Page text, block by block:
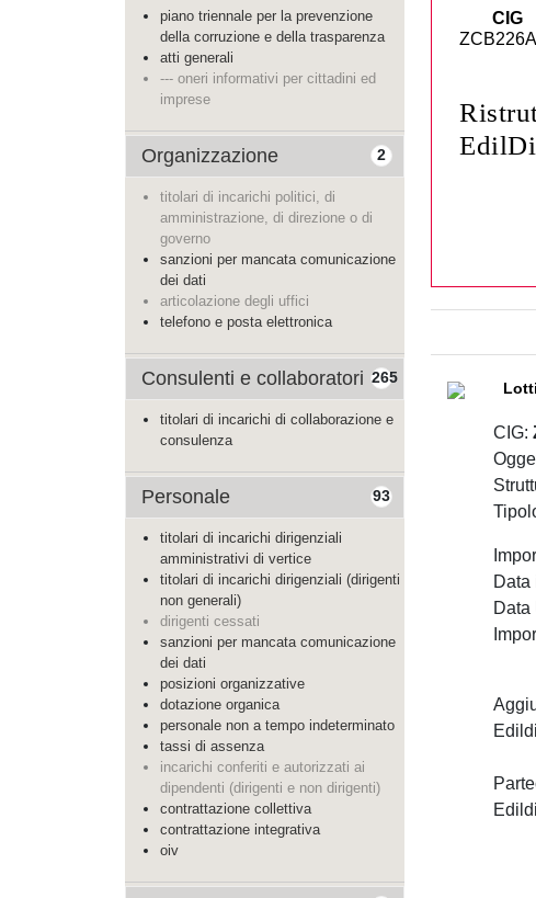
piano triennale per la prevenzione
della corruzione e della trasparenza
atti generali
--- oneri informativi per cittadini ed
imprese
2
Organizzazione
titolari di incarichi politici, di
amministrazione, di direzione o di
governo
sanzioni per mancata comunicazione
dei dati
articolazione degli uffici
telefono e posta elettronica
265
Consulenti e collaboratori
titolari di incarichi di collaborazione e
consulenza
93
Personale
titolari di incarichi dirigenziali
amministrativi di vertice
titolari di incarichi dirigenziali (dirigenti
non generali)
dirigenti cessati
sanzioni per mancata comunicazione
dei dati
posizioni organizzative
dotazione organica
personale non a tempo indeterminato
tassi di assenza
incarichi conferiti e autorizzati ai
dipendenti (dirigenti e non dirigenti)
contrattazione collettiva
contrattazione integrativa
oiv
CIG
CIG:
Data
Data